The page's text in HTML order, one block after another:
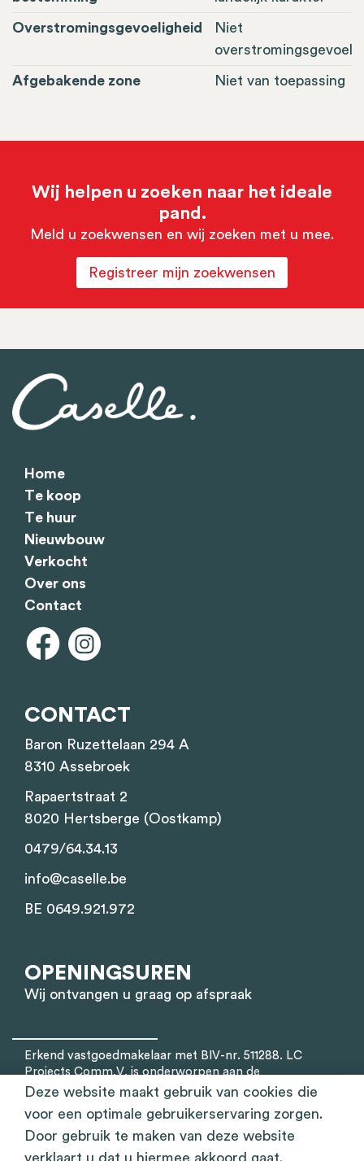
Overstromingsgevoeligheid
Niet
overstromingsgevoelig
Afgebakende zone Niet van toepassing
Wij helpen u zoeken naar het ideale
pand.
Meld u zoekwensen en wij zoeken met u mee.
Registreer mijn zoekwensen
Home
Te koop
Te huur
Nieuwbouw
Verkocht
Over ons
Contact
CONTACT
Baron Ruzettelaan 294 A
8310 Assebroek
Rapaertstraat 2
8020 Hertsberge (Oostkamp)
0479/64.34.13
info@caselle.be
BE 0649.921.972
OPENINGSUREN
Wij ontvangen u graag op afspraak
Erkend vastgoedmakelaar met BIV-nr. 511288. LC
Projects Comm.V. is onderworpen aan de
deontologische code van het Beroepsinstituut van
Brussel) – www.biv.beBA en borgstelling via NV AXA
Belgium (polisnr. 730.390.160) Waarborgorganismen
Derdengelden: BE84 3751 1303 2159 (ING) KB van 27
Deze website maakt gebruik van cookies die
voor een optimale gebruikerservaring zorgen.
Door gebruik te maken van deze website
verklaart u dat u hiermee akkoord gaat.